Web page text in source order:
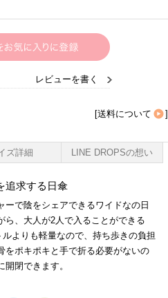
レビューを書く
[送料について ]
ズ詳細 LINE DROPSの想い
追求する日傘
ーで陰をシェアできるワイドなの日
ら、大人が2人で入ることができる
よりも軽量なので、持ち歩きの負担
をポキポキと手で折る必要がないの
閉できます。